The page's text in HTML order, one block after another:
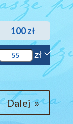
100zł
zł
Dalej»